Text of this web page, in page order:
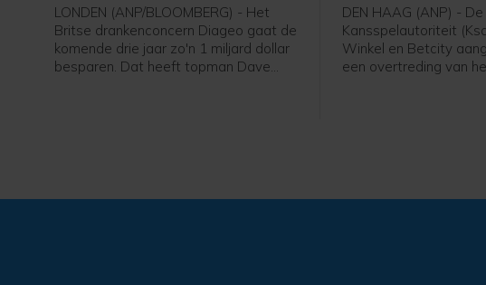
LONDEN (ANP/BLOOMBERG) - Het
Britse drankenconcern Diageo gaat de
komende drie jaar zo'n 1 miljard dollar
besparen. Dat heeft topman Dave
DEN HAAG (ANP) - De
Kansspelautoriteit
Winkel en Betcity
een overtreding van